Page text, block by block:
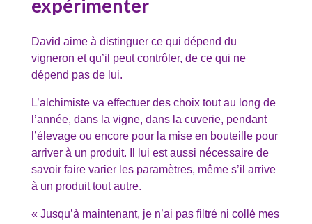
expérimenter
David aime à distinguer ce qui dépend du
vigneron et qu’il peut contrôler, de ce qui ne
dépend pas de lui.
L’alchimiste va effectuer des choix tout au long de
l’année, dans la vigne, dans la cuverie, pendant
l’élevage ou encore pour la mise en bouteille pour
arriver à un produit. Il lui est aussi nécessaire de
savoir faire varier les paramètres, même s’il arrive
à un produit tout autre.
« Jusqu’à maintenant, je n’ai pas filtré ni collé mes